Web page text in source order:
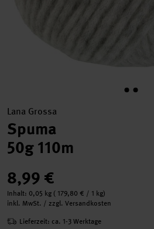
Lana Grossa
Spuma
50g 110m
8,99 €
Inhalt: 0,05 kg ( 179,80 € / 1 kg)
inkl. MwSt. / zzgl. Versandkosten
Lieferzeit: ca. 1-3 Werktage